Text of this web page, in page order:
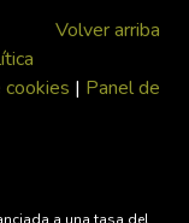
Volver arriba
| Panel de